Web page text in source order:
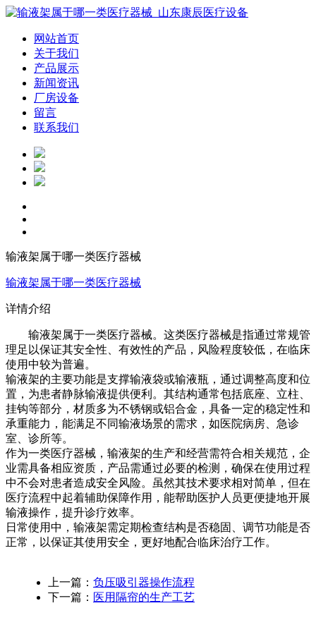
网站首页
关于我们
产品展示
新闻资讯
厂房设备
留言
联系我们
输液架属于哪一类医疗器械
输液架属于哪一类医疗器械
详情介绍
输液架属于一类医疗器械。这类医疗器械是指通过常规管
理足以保证其安全性、有效性的产品，风险程度较低，在临床
使用中较为普遍。
输液架的主要功能是支撑输液袋或输液瓶，通过调整高度和位
置，为患者静脉输液提供便利。其结构通常包括底座、立柱、
挂钩等部分，材质多为不锈钢或铝合金，具备一定的稳定性和
承重能力，能满足不同输液场景的需求，如医院病房、急诊
室、诊所等。
作为一类医疗器械，输液架的生产和经营需符合相关规范，企
业需具备相应资质，产品需通过必要的检测，确保在使用过程
中不会对患者造成安全风险。虽然其技术要求相对简单，但在
医疗流程中起着辅助保障作用，能帮助医护人员更便捷地开展
输液操作，提升诊疗效率。
日常使用中，输液架需定期检查结构是否稳固、调节功能是否
正常，以保证其使用安全，更好地配合临床治疗工作。
上一篇： 负压吸引器操作流程
下一篇： 医用隔帘的生产工艺